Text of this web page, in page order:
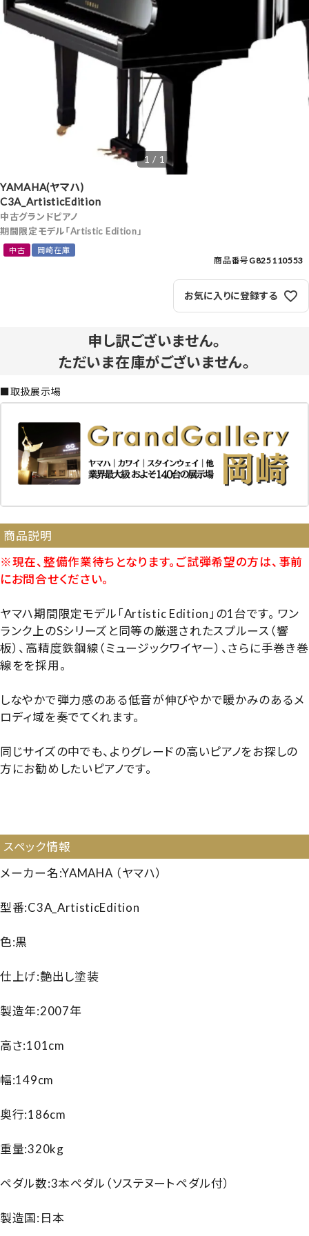
1 / 1
YAMAHA(ヤマハ)
C3A_ArtisticEdition
中古グランドピアノ
期間限定モデル「Artistic Edition」
中古 岡崎在庫
商品番号G825110553
お気に入りに登録する
申し訳ございません。
ただいま在庫がございません。
■取扱展示場
商品説明
※現在、整備作業待ちとなります。ご試弾希望の方は、事前
にお問合せください。
ヤマハ期間限定モデル「Artistic Edition」の1台です。 ワン
ランク上のSシリーズと同等の厳選されたスプルース（響
板）、高精度鉄鋼線（ミュージックワイヤー）、さらに手巻き巻
線をを採用。
しなやかで弾力感のある低音が伸びやかで暖かみのあるメ
ロディ域を奏でてくれます。
同じサイズの中でも、よりグレードの高いピアノをお探しの
方にお勧めしたいピアノです。
スペック情報
メーカー名:YAMAHA （ヤマハ）
型番:C3A_ArtisticEdition
色:黒
仕上げ:艶出し塗装
製造年:2007年
高さ:101cm
幅:149cm
奥行:186cm
重量:320kg
ペダル数:3本ペダル（ソステヌートペダル付）
製造国:日本